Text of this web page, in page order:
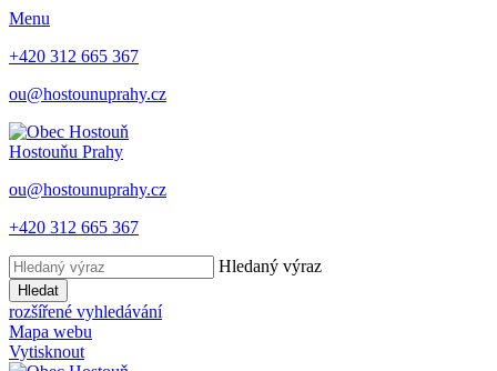
Menu
+420 312 665 367
ou@hostounuprahy.cz
Hostouňu Prahy
ou@hostounuprahy.cz
+420 312 665 367
Hledaný výraz
Hledat
rozšířené vyhledávání
Mapa webu
Vytisknout